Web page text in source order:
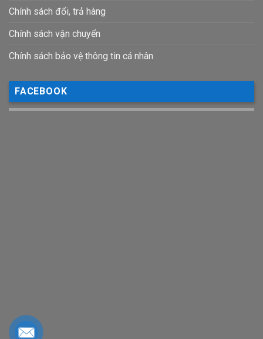
Chính sách đổi, trả hàng
Chính sách vận chuyển
Chính sách bảo vệ thông tin cá nhân
FACEBOOK